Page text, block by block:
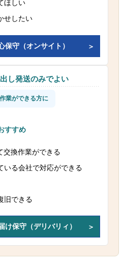
ほしい
せしたい
保守（オンサイト）
し発送のみでよい
業ができる方に
すすめ
交換作業ができる
いる会社で対応ができる
旧できる
け保守（デリバリィ）